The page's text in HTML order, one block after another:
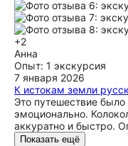
+2
Анна
Опыт: 1 экскурсия
7 января 2026
К истокам земли
Это путешествие
эмоционально.
аккуратно и быстро.
Показать ещё